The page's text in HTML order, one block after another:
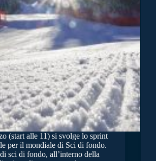
(start alle 11) si svolge lo sprint
per il mondiale di Sci di fondo.
sci di fondo, all’interno della